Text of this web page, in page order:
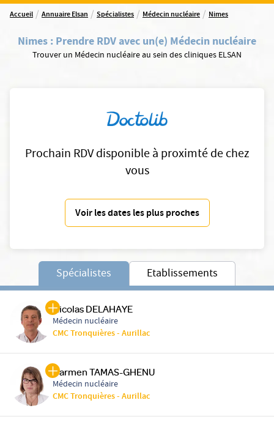
Accueil / Annuaire Elsan / Spécialistes / Médecin nucléaire / Nimes
Nimes : Prendre RDV avec un(e) Médecin nucléaire
Trouver un Médecin nucléaire au sein des cliniques ELSAN
Prochain RDV disponible à proximté de chez
vous
Voir les dates les plus proches
Spécialistes Etablissements
Nicolas DELAHAYE
Médecin nucléaire
CMC Tronquières - Aurillac
Carmen TAMAS-GHENU
Médecin nucléaire
CMC Tronquières - Aurillac